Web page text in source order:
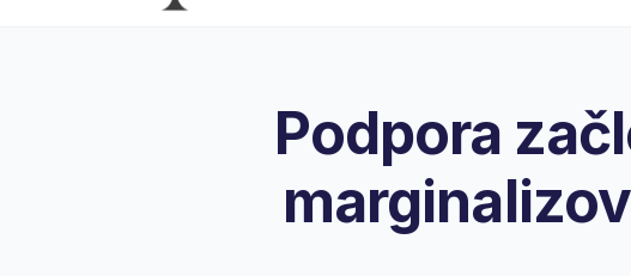
Podpora